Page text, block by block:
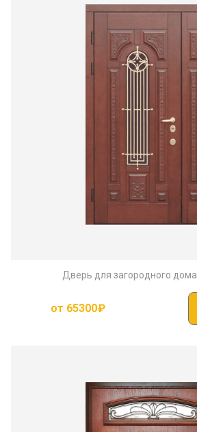
Дверь для загородного дома
от 65300₽